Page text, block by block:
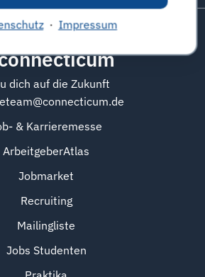
· Impressum
dich auf die Zukunft
& Karrieremesse
ArbeitgeberAtlas
Jobmarket
Recruiting
Mailingliste
Jobs Studenten